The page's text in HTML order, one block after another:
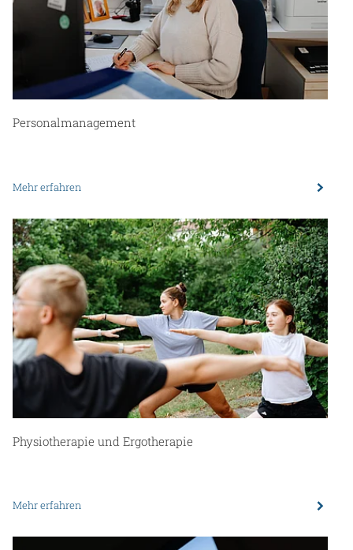
Personalmanagement
Mehr erfahren
Physiotherapie und Ergotherapie
Mehr erfahren